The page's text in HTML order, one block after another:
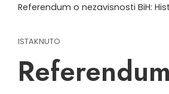
Referendum o nezavisnosti BiH:
ISTAKNUTO